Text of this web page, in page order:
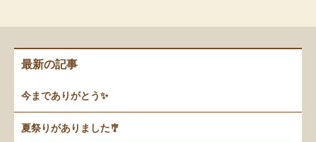
最新の記事
今までありがとう✨
夏祭りがありました🎐